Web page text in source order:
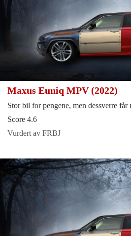
Maxus Euniq MPV (2022)
Stor bil for pengene, men dessverre får
Score 4.6
Vurdert av FRBJ